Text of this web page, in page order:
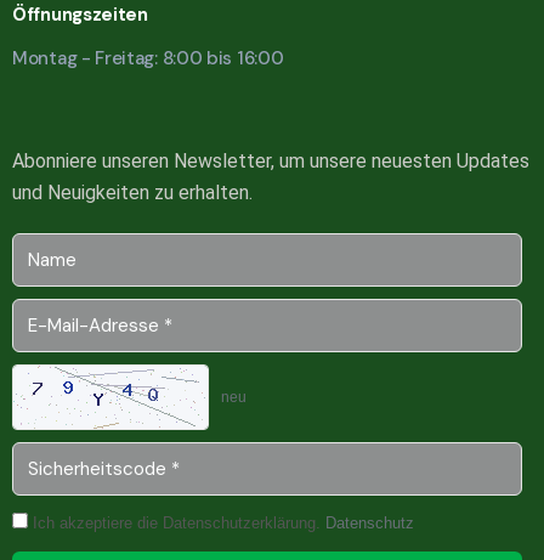
Öffnungszeiten
Montag - Freitag: 8:00 bis 16:00
Abonniere unseren Newsletter, um unsere neuesten Updates
und Neuigkeiten zu erhalten.
neu
Ich akzeptiere die Datenschutzerklärung. Datenschutz